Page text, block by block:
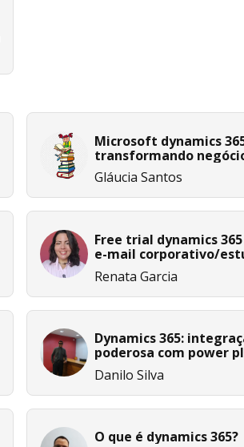
Microsoft dynamics
transformando
inovação
Gláucia Santos
Free trial dynamics
e-mail corporativo/
Renata Garcia
Dynamics 365:
poderosa com power
azure
Danilo Silva
O que é dynamics 365?